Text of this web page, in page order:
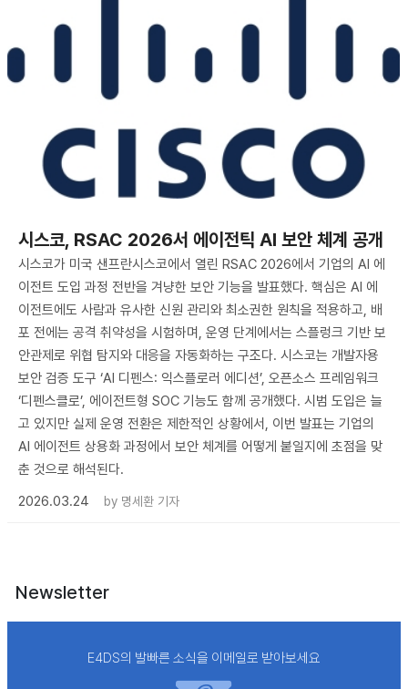
시스코, RSAC 2026서 에이전틱 AI 보안 체계 공개
시스코가 미국 샌프란시스코에서 열린 RSAC 2026에서 기업의 AI 에
이전트 도입 과정 전반을 겨냥한 보안 기능을 발표했다. 핵심은 AI 에
이전트에도 사람과 유사한 신원 관리와 최소권한 원칙을 적용하고, 배
포 전에는 공격 취약성을 시험하며, 운영 단계에서는 스플렁크 기반 보
안관제로 위협 탐지와 대응을 자동화하는 구조다. 시스코는 개발자용
보안 검증 도구 ‘AI 디펜스: 익스플로러 에디션’, 오픈소스 프레임워크
‘디펜스클로’, 에이전트형 SOC 기능도 함께 공개했다. 시범 도입은 늘
고 있지만 실제 운영 전환은 제한적인 상황에서, 이번 발표는 기업의
AI 에이전트 상용화 과정에서 보안 체계를 어떻게 붙일지에 초점을 맞
춘 것으로 해석된다.
2026.03.24
by 명세환 기자
Newsletter
E4DS의 발빠른 소식을 이메일로 받아보세요